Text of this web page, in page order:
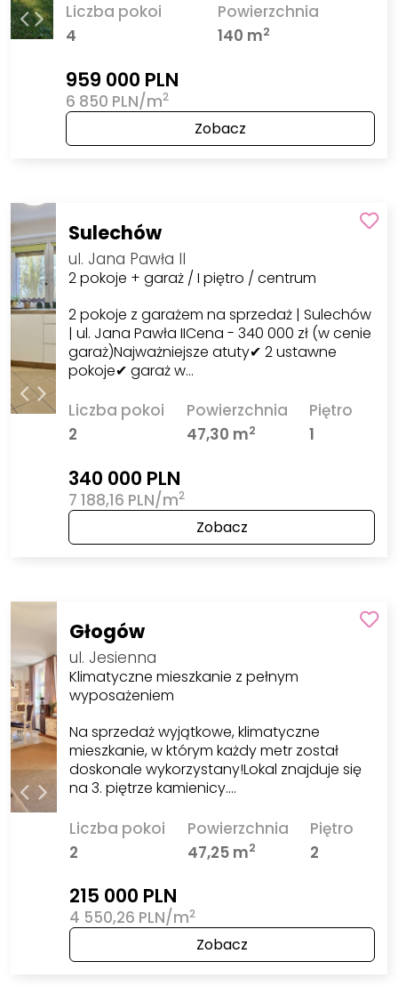
Liczba pokoi
4
Powierzchnia
140 m2
959 000 PLN
6 850 PLN/m2
Zobacz
Sulechów
ul. Jana Pawła II
2 pokoje + garaż / I piętro / centrum
2 pokoje z garażem na sprzedaż | Sulechów
| ul. Jana Pawła IICena - 340 000 zł (w cenie
garaż)Najważniejsze atuty✔ 2 ustawne
pokoje✔ garaż w…
Liczba pokoi
2
Powierzchnia
47,30 m2
Piętro
1
340 000 PLN
7 188,16 PLN/m2
Zobacz
Głogów
ul. Jesienna
Klimatyczne mieszkanie z pełnym
wyposażeniem
Na sprzedaż wyjątkowe, klimatyczne
mieszkanie, w którym każdy metr został
doskonale wykorzystany!Lokal znajduje się
na 3. piętrze kamienicy.…
Liczba pokoi
2
Powierzchnia
47,25 m2
Piętro
2
215 000 PLN
4 550,26 PLN/m2
Zobacz